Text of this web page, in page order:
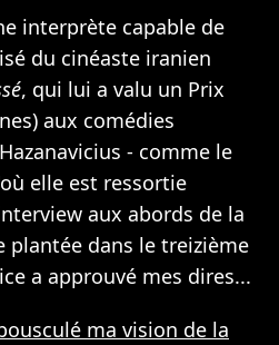
interprète capable de
du cinéaste iranien
, qui lui a valu un Prix
aux comédies
- comme le
elle est ressortie
aux abords de la
plantée dans le treizième
a approuvé mes dires...
ma vision de la